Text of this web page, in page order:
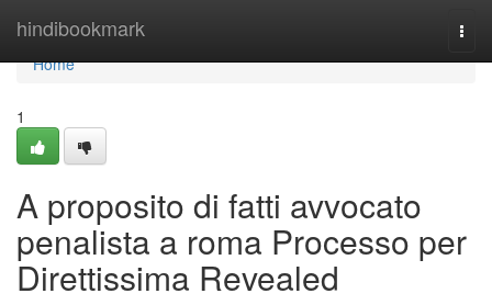
hindibookmark
Home
Home
1
A proposito di fatti avvocato
penalista a roma Processo per
Direttissima Revealed